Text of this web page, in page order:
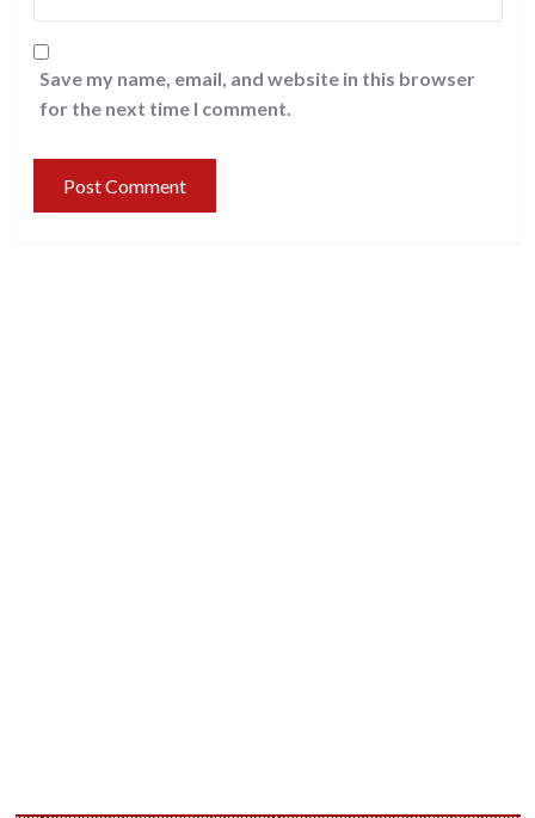
Save my name, email, and website in this browser
for the next time I comment.